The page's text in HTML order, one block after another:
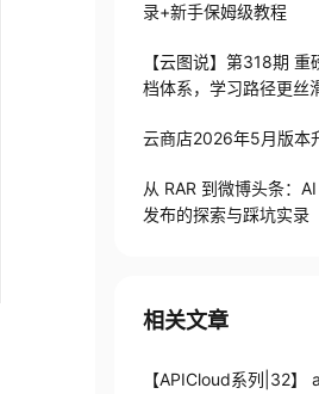
录+新手保姆级教程
【云图说】第318期
档体系，学习路径更丝
云商店2026年5月版本
从 RAR 到微博头条：
发布的探索与踩坑实录
相关文章
【APICloud系列|32】 aMapNavigation高